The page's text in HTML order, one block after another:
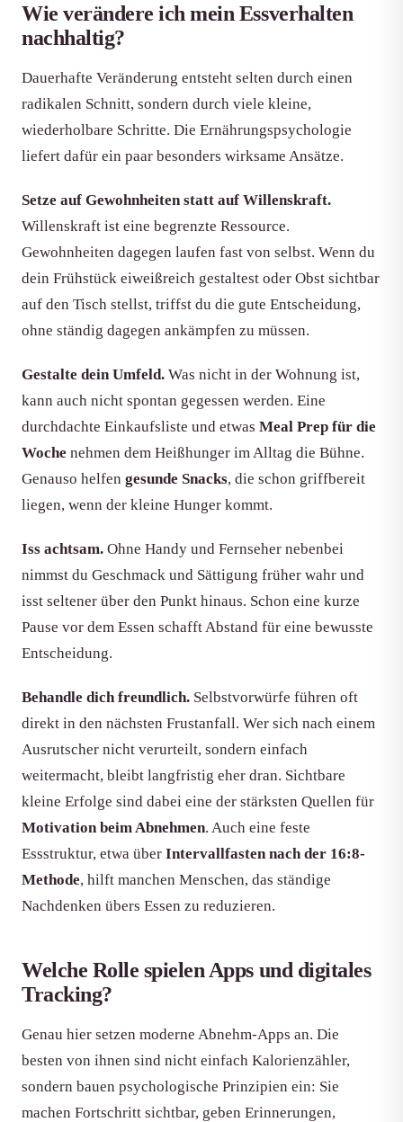
Wie verändere ich mein Essverhalten
nachhaltig?
Dauerhafte Veränderung entsteht selten durch einen
radikalen Schnitt, sondern durch viele kleine,
wiederholbare Schritte. Die Ernährungspsychologie
liefert dafür ein paar besonders wirksame Ansätze.
Setze auf Gewohnheiten statt auf Willenskraft.
Willenskraft ist eine begrenzte Ressource.
Gewohnheiten dagegen laufen fast von selbst. Wenn du
dein Frühstück eiweißreich gestaltest oder Obst sichtbar
auf den Tisch stellst, triffst du die gute Entscheidung,
ohne ständig dagegen ankämpfen zu müssen.
Gestalte dein Umfeld. Was nicht in der Wohnung ist,
kann auch nicht spontan gegessen werden. Eine
durchdachte Einkaufsliste und etwas Meal Prep für die
Woche nehmen dem Heißhunger im Alltag die Bühne.
Genauso helfen gesunde Snacks, die schon griffbereit
liegen, wenn der kleine Hunger kommt.
Iss achtsam. Ohne Handy und Fernseher nebenbei
nimmst du Geschmack und Sättigung früher wahr und
isst seltener über den Punkt hinaus. Schon eine kurze
Pause vor dem Essen schafft Abstand für eine bewusste
Entscheidung.
Behandle dich freundlich. Selbstvorwürfe führen oft
direkt in den nächsten Frustanfall. Wer sich nach einem
Ausrutscher nicht verurteilt, sondern einfach
weitermacht, bleibt langfristig eher dran. Sichtbare
kleine Erfolge sind dabei eine der stärksten Quellen für
Motivation beim Abnehmen. Auch eine feste
Essstruktur, etwa über Intervallfasten nach der 16:8-
Methode, hilft manchen Menschen, das ständige
Nachdenken übers Essen zu reduzieren.
Welche Rolle spielen Apps und digitales
Tracking?
Genau hier setzen moderne Abnehm-Apps an. Die
besten von ihnen sind nicht einfach Kalorienzähler,
sondern bauen psychologische Prinzipien ein: Sie
machen Fortschritt sichtbar, geben Erinnerungen,